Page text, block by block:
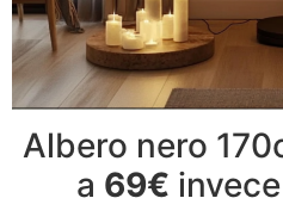
Albero nero
a 69€